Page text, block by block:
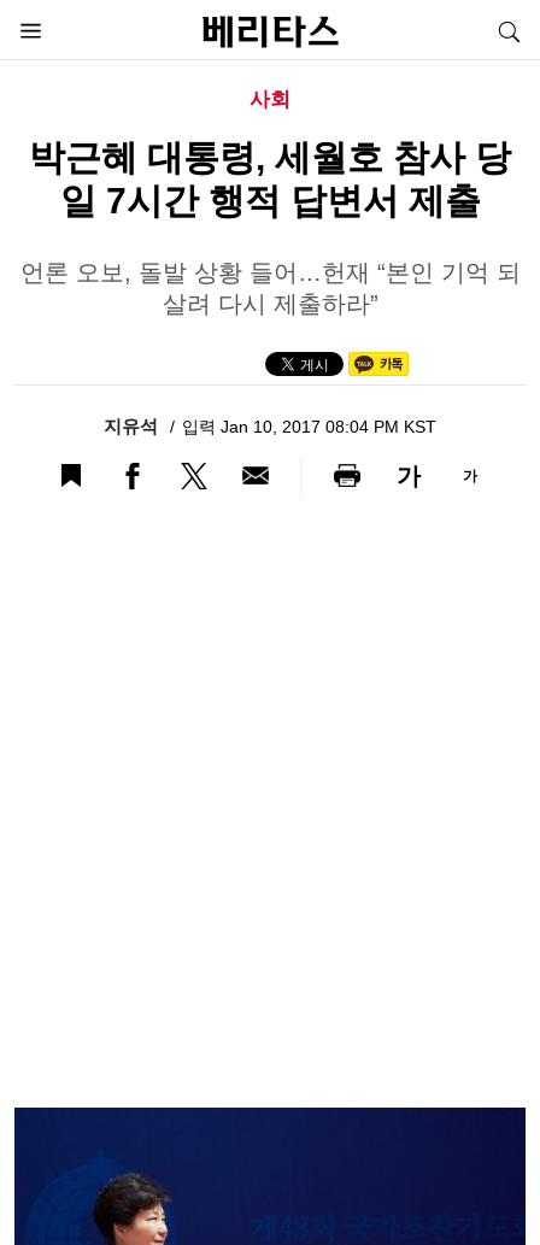
사회
박근혜 대통령, 세월호 참사 당
일 7시간 행적 답변서 제출
언론 오보, 돌발 상황 들어…헌재 “본인 기억 되
살려 다시 제출하라”
지유석 입력 Jan 10, 2017 08:04 PM KST
가 가